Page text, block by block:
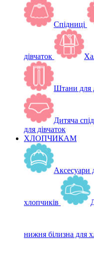
Спідниці
дівчаток
Штани для
Дитяча
для дівчаток
ХЛОПЧИКАМ
Аксесуари
хлопчиків
нижня білизна для